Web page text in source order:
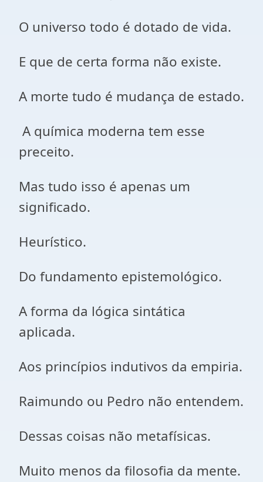
O universo todo é dotado de vida.
E que de certa forma não existe.
A morte tudo é mudança de estado.
A química moderna tem esse
preceito.
Mas tudo isso é apenas um
significado.
Heurístico.
Do fundamento epistemológico.
A forma da lógica sintática
aplicada.
Aos princípios indutivos da empiria.
Raimundo ou Pedro não entendem.
Dessas coisas não metafísicas.
Muito menos da filosofia da mente.